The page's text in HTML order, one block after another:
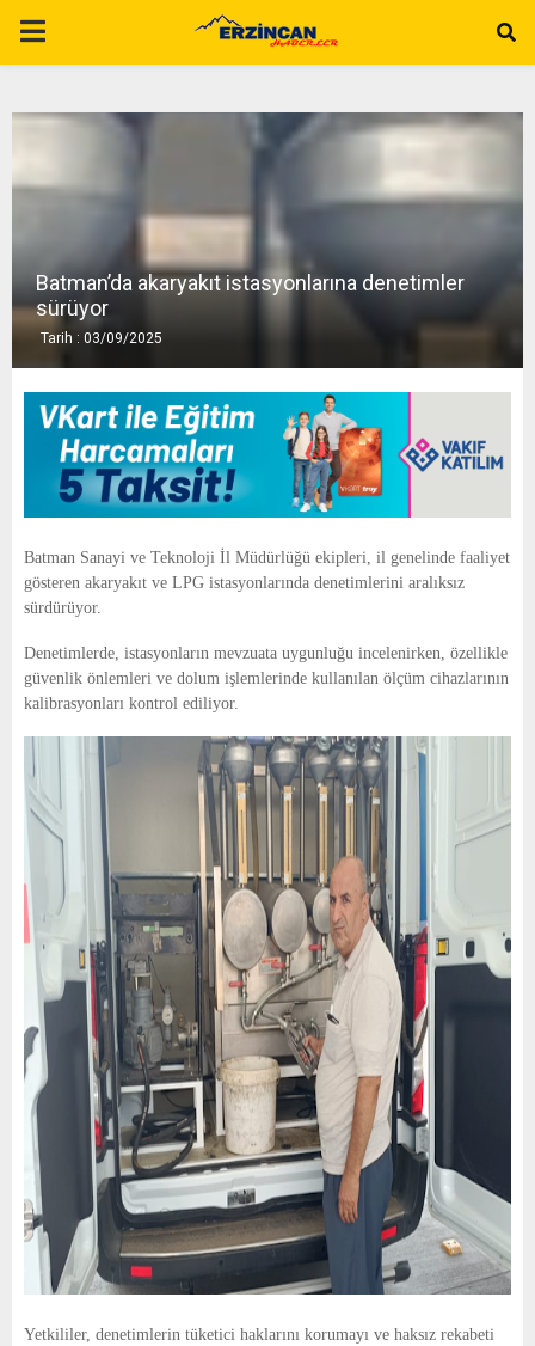
P
A
E
N
U
Batman’da akaryakıt istasyonlarına denetimler
sürüyor
Tarih : 03/09/2025
Batman Sanayi ve Teknoloji İl Müdürlüğü ekipleri, il genelinde faaliyet
gösteren akaryakıt ve LPG istasyonlarında denetimlerini aralıksız
sürdürüyor.
Denetimlerde, istasyonların mevzuata uygunluğu incelenirken, özellikle
güvenlik önlemleri ve dolum işlemlerinde kullanılan ölçüm cihazlarının
kalibrasyonları kontrol ediliyor.
Yetkililer, denetimlerin tüketici haklarını korumayı ve haksız rekabeti